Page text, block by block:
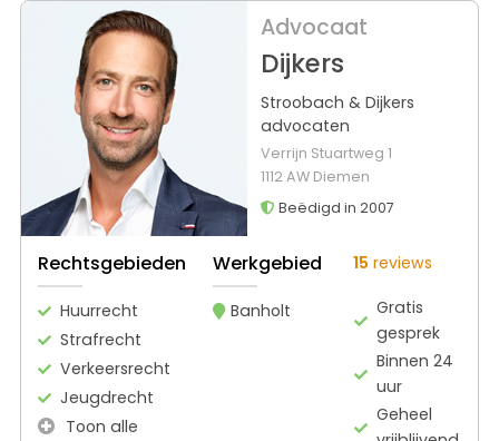
Advocaat
Dijkers
Stroobach & Dijkers
advocaten
Verrijn Stuartweg 1
1112 AW Diemen
Beëdigd in 2007
Rechtsgebieden
Huurrecht
Strafrecht
Verkeersrecht
Jeugdrecht
Toon alle
Werkgebied
Banholt
15 reviews
Gratis
gesprek
Binnen 24
uur
Geheel